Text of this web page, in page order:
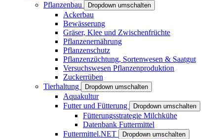
Pflanzenbau Dropdown umschalten
Ackerbau
Bewässerung
Gräser, Klee und Zwischenfrüchte
Pflanzenernährung
Pflanzenschutz
Pflanzenzüchtung, Sortenwesen & Saatgut
Versuchswesen Pflanzenproduktion
Zuckerrüben
Tierhaltung
Dropdown umschalten
Aquakultur
Futter und Fütterung
Dropdown umschalten
Fütterungsstrategie Milchkühe
Datenbank Futtermittel
Futtermittel.NET
Dropdown umschalten